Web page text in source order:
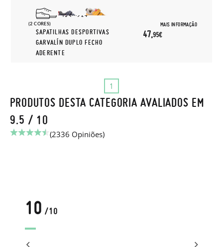
(2 CORES) MAIS INFORMAÇÃO
19 24
SAPATILHAS DESPORTIVAS
GARVALÍN DUPLO FECHO
ADERENTE
47,95€
1
PRODUTOS DESTA CATEGORIA AVALIADOS EM
9.5 / 10
(2336 Opiniões)
10 /10